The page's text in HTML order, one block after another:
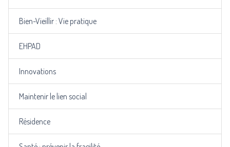
Bien-Vieillir : Vie pratique
EHPAD
Innovations
Maintenir le lien social
Résidence